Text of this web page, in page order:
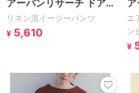
アーバンリサーチ ドアー
ズ
リネン混イージーパンツ
¥ 5,610
ア
エ
ン
¥